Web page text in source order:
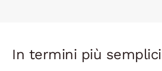
In termini più semplici